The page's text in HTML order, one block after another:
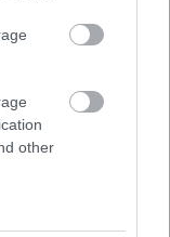
other
amióta
hozták. Csak
az
zárnak be, és
Ez